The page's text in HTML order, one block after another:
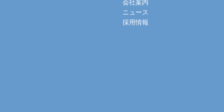
会社案内
ニュース
採用情報